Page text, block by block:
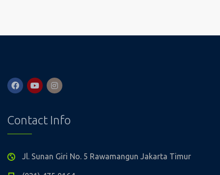
Contact Info
Jl. Sunan Giri No. 5 Rawamangun Jakarta Timur